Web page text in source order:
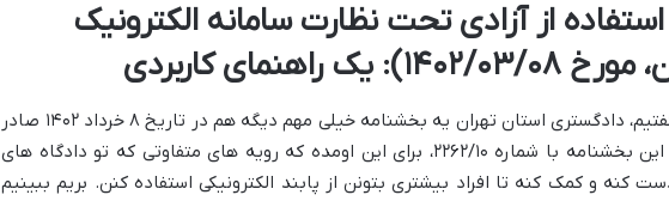
از آزادی تحت نظارت سامانه الکترونیک
راهنمای کاربردی
گذشته از دستورالعملی که گفتیم، دادگستری استان تهران یه بخشنامه خیلی مهم دیگه هم در تاریخ ۸ خرداد ۱۴۰۲ صادر
کرده که واقعاً راهگشاست. این بخشنامه با شماره ۲۲۶۲/۱۰، برای این اومده که رویه های متفاوتی که تو دادگاه های
و کمک کنه تا افراد بیشتری بتونن از پابند الکترونیکی استفاده کنن. بریم ببینیم